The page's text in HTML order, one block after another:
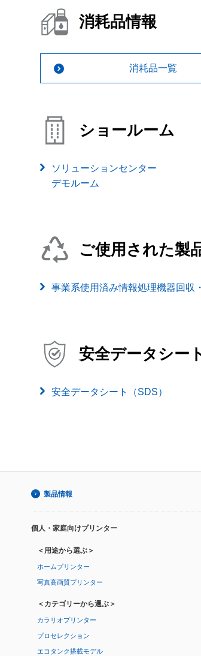
消耗品情報
消耗品一覧
ショールーム
ソリューションセンター
デモルーム
ご使用された製
事業系使用済み情報処理機器回収
安全データシー
安全データシート（SDS）
製品情報
個人・家庭向けプリンター
＜用途から選ぶ＞
ホームプリンター
写真高画質プリンター
＜カテゴリーから選ぶ＞
カラリオプリンター
プロセレクション
エコタンク搭載モデル